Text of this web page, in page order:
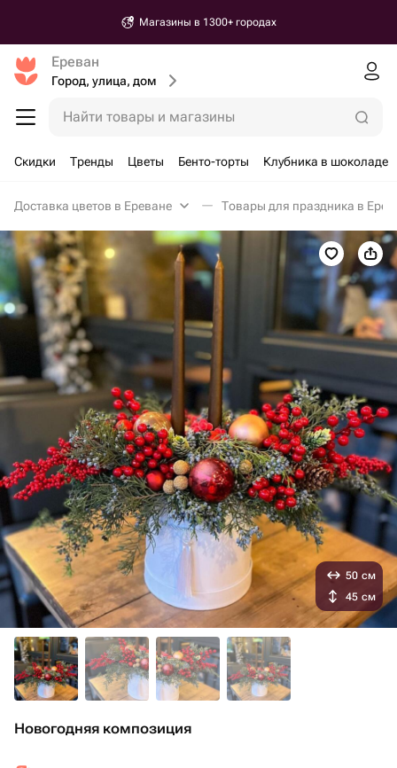
Магазины в 1300+ городах
Ереван
Город, улица, дом
Найти товары и магазины
Скидки Тренды Цветы Бенто-торты Клубника в шоколаде
Доставка цветов в Ереване Товары для праздника в
Новогодняя композиция
50 см
45 см